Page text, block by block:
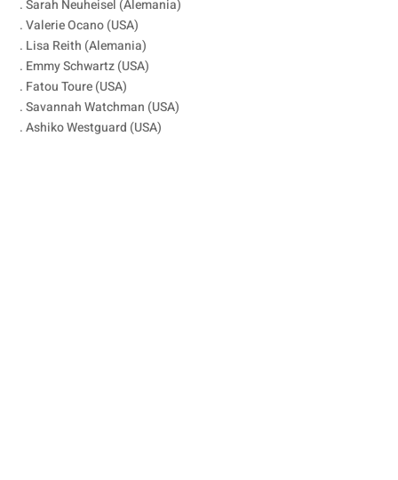
. Sarah Neuheisel (Alemania)
. Valerie Ocano (USA)
. Lisa Reith (Alemania)
. Emmy Schwartz (USA)
. Fatou Toure (USA)
. Savannah Watchman (USA)
. Ashiko Westguard (USA)